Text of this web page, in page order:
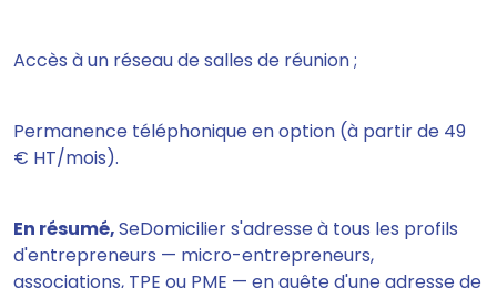
Accès à un réseau de salles de réunion ;
Permanence téléphonique en option (à partir de 49
€ HT/mois).
En résumé,SeDomicilier s'adresse à tous les profils
d'entrepreneurs — micro-entrepreneurs,
associations, TPE ou PME — en quête d'une adresse de